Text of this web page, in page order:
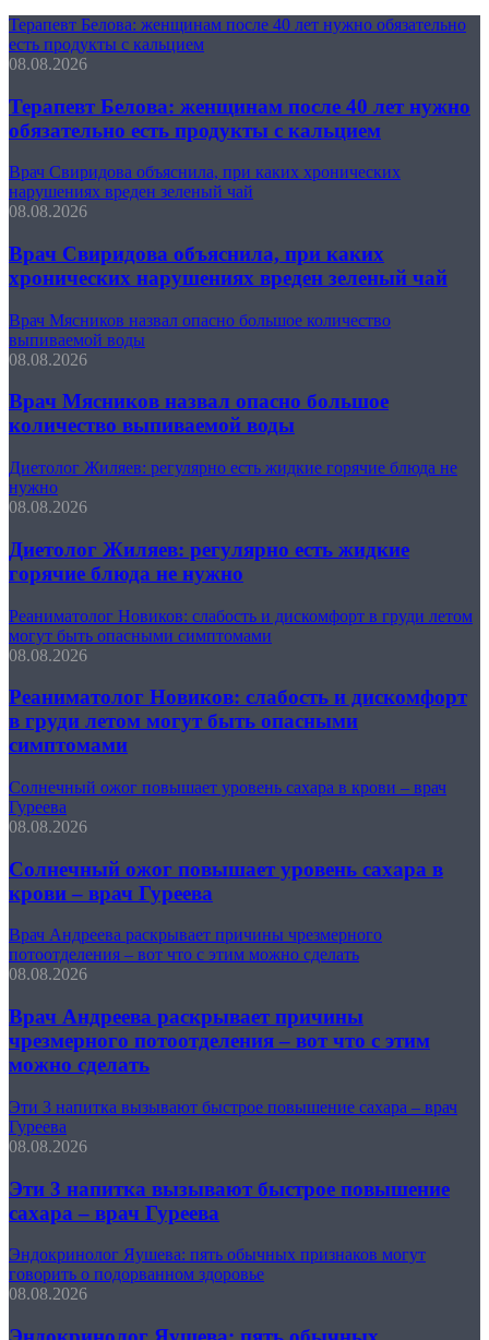
Терапевт Белова: женщинам после 40 лет нужно обязательно
есть продукты с кальцием
08.08.2026
Терапевт Белова: женщинам после 40 лет нужно
обязательно есть продукты с кальцием
Врач Свиридова объяснила, при каких хронических
нарушениях вреден зеленый чай
08.08.2026
Врач Свиридова объяснила, при каких
хронических нарушениях вреден зеленый чай
Врач Мясников назвал опасно большое количество
выпиваемой воды
08.08.2026
Врач Мясников назвал опасно большое
количество выпиваемой воды
Диетолог Жиляев: регулярно есть жидкие горячие блюда не
нужно
08.08.2026
Диетолог Жиляев: регулярно есть жидкие
горячие блюда не нужно
Реаниматолог Новиков: слабость и дискомфорт в груди летом
могут быть опасными симптомами
08.08.2026
Реаниматолог Новиков: слабость и дискомфорт
в груди летом могут быть опасными
симптомами
Солнечный ожог повышает уровень сахара в крови – врач
Гуреева
08.08.2026
Солнечный ожог повышает уровень сахара в
крови – врач Гуреева
Врач Андреева раскрывает причины чрезмерного
потоотделения – вот что с этим можно сделать
08.08.2026
Врач Андреева раскрывает причины
чрезмерного потоотделения – вот что с этим
можно сделать
Эти 3 напитка вызывают быстрое повышение сахара – врач
Гуреева
08.08.2026
Эти 3 напитка вызывают быстрое повышение
сахара – врач Гуреева
Эндокринолог Яушева: пять обычных признаков могут
говорить о подорванном здоровье
08.08.2026